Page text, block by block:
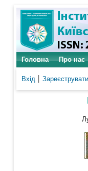
Головна Про нас
Вхід